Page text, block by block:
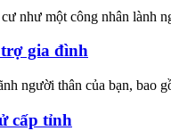
như một công nhân lành
gia đình
người thân của bạn, bao
cấp tỉnh